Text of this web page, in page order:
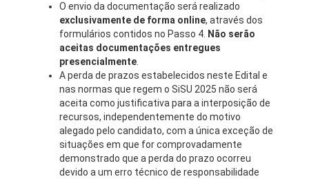
O envio da documentação será realizado
exclusivamente de forma online, através dos
formulários contidos no Passo 4. Não serão
aceitas documentações entregues
presencialmente
A perda de prazos estabelecidos neste Edital e
nas normas que regem o SiSU 2025 não será
aceita como justificativa para a interposição de
recursos, independentemente do motivo
alegado pelo candidato, com a única exceção de
situações em que forcomprovadamente
demonstrado que a perda do prazo ocorreu
devido a um erro técnico de responsabilidade